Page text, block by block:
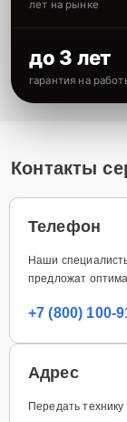
лет на рынке
до 3 лет
гарантия на
Контакты
Телефон
Наши
предложат
+7 (800) 100-
Адрес
Передать